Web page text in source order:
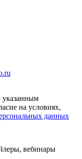
указанным
на условиях,
данных
вебинары